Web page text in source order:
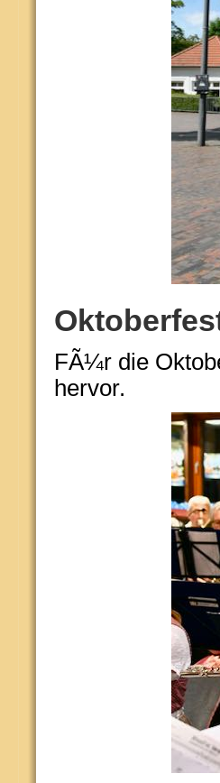
FÃ¼r die
hervor.